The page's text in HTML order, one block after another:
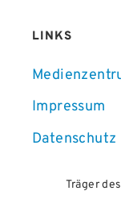
LINKS
Impressum
Datenschutz
Träger